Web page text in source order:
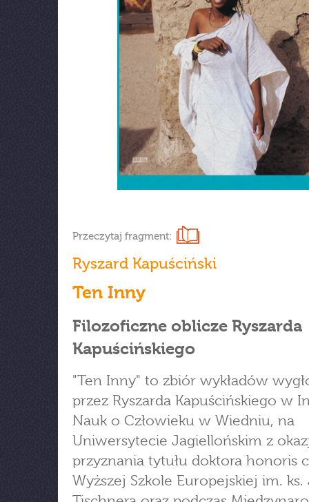
Przeczytaj fragment:
Ryszard Kapuściński
Ten Inny
Filozoficzne oblicze Ryszarda
Kapuścińskiego
"Ten Inny" to zbiór wykładów
przez Ryszarda Kapuścińskiego w
Nauk o Człowieku w Wiedniu, na
Uniwersytecie Jagiellońskim z
przyznania tytułu doktora honoris
Wyższej Szkole Europejskiej im. ks.